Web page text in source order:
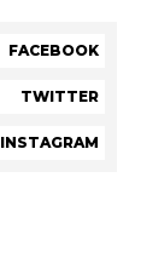
FACEBOOK
TWITTER
INSTAGRAM